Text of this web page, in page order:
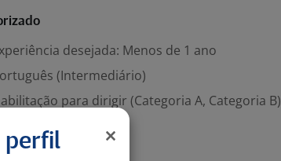
desejada: Menos de 1 ano
(Intermediário)
para dirigir (Categoria A, Categoria B)
perfil